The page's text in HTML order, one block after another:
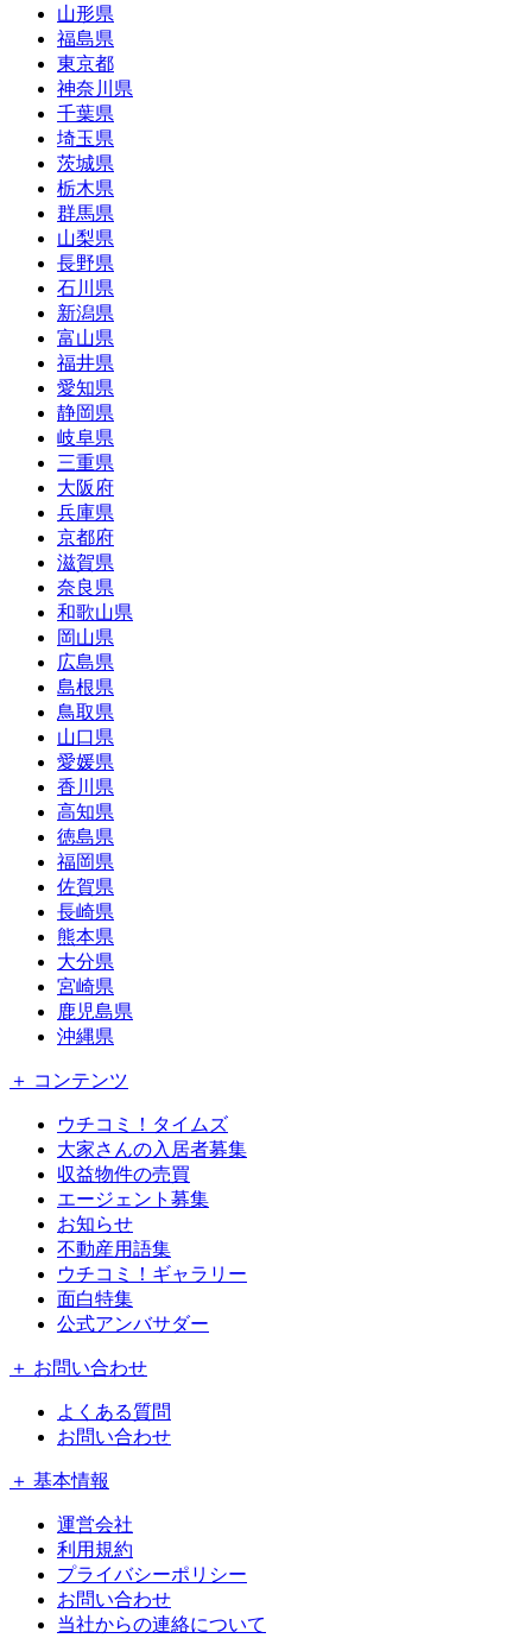
山形県
福島県
東京都
神奈川県
千葉県
埼玉県
茨城県
栃木県
群馬県
山梨県
長野県
石川県
新潟県
富山県
福井県
愛知県
静岡県
岐阜県
三重県
大阪府
兵庫県
京都府
滋賀県
奈良県
和歌山県
岡山県
広島県
島根県
鳥取県
山口県
愛媛県
香川県
高知県
徳島県
福岡県
佐賀県
長崎県
熊本県
大分県
宮崎県
鹿児島県
沖縄県
＋ コンテンツ
ウチコミ！タイムズ
大家さんの入居者募集
収益物件の売買
エージェント募集
お知らせ
不動産用語集
ウチコミ！ギャラリー
面白特集
公式アンバサダー
＋ お問い合わせ
よくある質問
お問い合わせ
＋ 基本情報
運営会社
利用規約
プライバシーポリシー
お問い合わせ
当社からの連絡について